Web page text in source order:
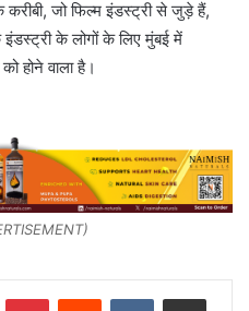
जो फिल्म इंडस्ट्री से जुड़े हैं,
इंडस्ट्री के लोगों के लिए मुंबई में
होने वाला है।